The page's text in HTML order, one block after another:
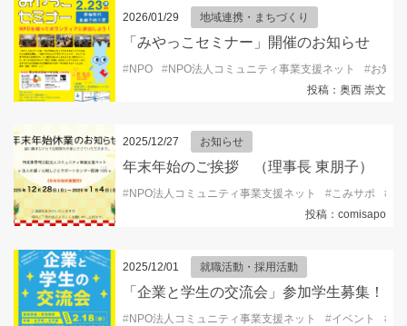
2026/01/29 地域連携・まちづくり
「みやっこセミナー」開催のお知らせ
#NPO #NPO法人コミュニティ事業支援ネット #お知ら
投稿：奥西 崇文
2025/12/27 お知らせ
年末年始のご挨拶 （理事長 東朋子）
#NPO法人コミュニティ事業支援ネット #こみサポ #
投稿：comisapo
2025/12/01 就職活動・採用活動
「企業と学生の交流会」参加学生募集！
#NPO法人コミュニティ事業支援ネット #イベント #